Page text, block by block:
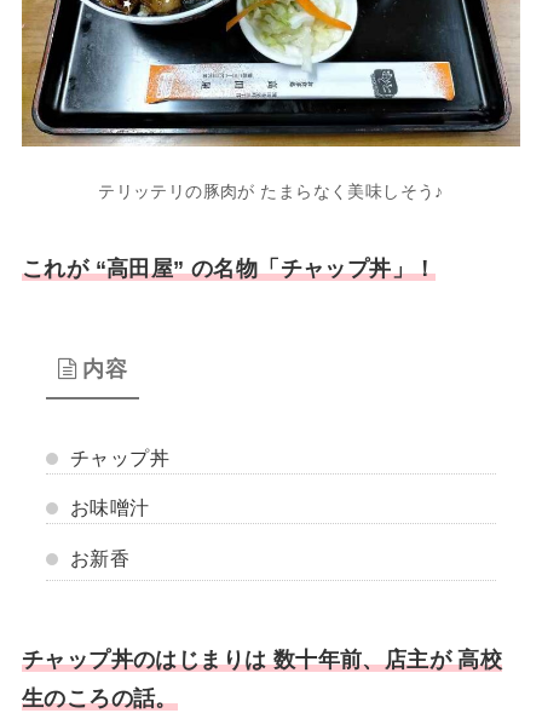
テリッテリの豚肉が たまらなく美味しそう♪
これが “高田屋” の名物「チャップ丼」！
内容
チャップ丼
お味噌汁
お新香
チャップ丼のはじまりは 数十年前、店主が 高校
生のころの話。